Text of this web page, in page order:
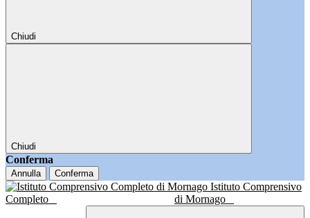
Chiudi
Chiudi
Conferma
Annulla Conferma
Istituto Comprensivo
Completo
di Mornago